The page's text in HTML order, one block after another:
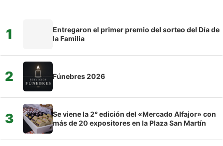
1
Entregaron el primer premio del sorteo del Día de
la Familia
2 Fúnebres 2026
3
Se viene la 2° edición del «Mercado Alfajor» con
más de 20 expositores en la Plaza San Martín